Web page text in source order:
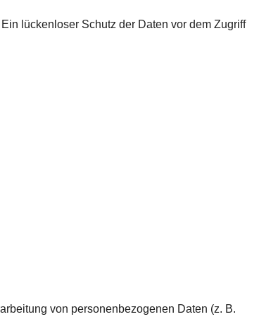
lückenloser Schutz der Daten vor dem Zugriff
von personenbezogenen Daten (z. B.